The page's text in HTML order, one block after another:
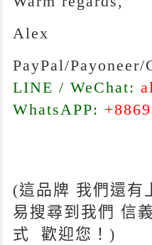
Alex
PayPal/Payoneer/
LINE / WeChat:
WhatsAPP:
(這品牌 我們還
易搜尋到我們 信
式 歡迎您！)